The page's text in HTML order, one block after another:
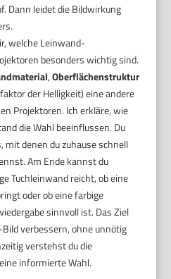
Dann leidet die Bildwirkung
welche Leinwand-
besonders wichtig sind.
,Oberflächenstruktur
der Helligkeit) eine andere
Projektoren. Ich erkläre, wie
die Wahl beeinflussen. Du
denen du zuhause schnell
Am Ende kannst du
Tuchleinwand reicht, ob eine
oder ob eine farbige
sinnvoll ist. Das Ziel
verbessern, ohne unnötig
verstehst du die
informierte Wahl.